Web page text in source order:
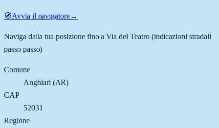
🧭Avvia il navigatore→
Naviga dalla tua posizione fino aVia del Teatro(indicazioni stradali
passo passo)
Comune
Anghiari (AR)
CAP
52031
Regione